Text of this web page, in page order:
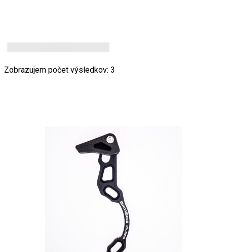
Zobrazujem počet výsledkov: 3